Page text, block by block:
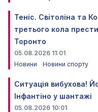
Теніс. Світоліна та
третього кола
Торонто
05.08.2026 11:01
Новини
Новини спорту
Ситуація вибухова!
Інфантіно у шантажі
05.08.2026 10:01